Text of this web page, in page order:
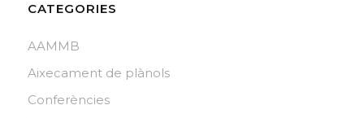
CATEGORIES
AAMMB
Aixecament de plànols
Conferències